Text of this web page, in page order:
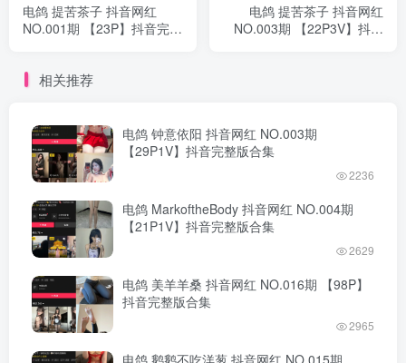
电鸽 提苦茶子 抖音网红
NO.001期 【23P】抖音完整
电鸽 提苦茶子 抖音网红
NO.003期 【22P3V】抖音
相关推荐
电鸽 钟意依阳 抖音网红 NO.003期
【29P1V】抖音完整版合集
2236
电鸽 MarkoftheBody 抖音网红 NO.004期
【21P1V】抖音完整版合集
2629
电鸽 美羊羊桑 抖音网红 NO.016期 【98P】
抖音完整版合集
2965
电鸽 鹅鹅不吃洋葱 抖音网红 NO.015期